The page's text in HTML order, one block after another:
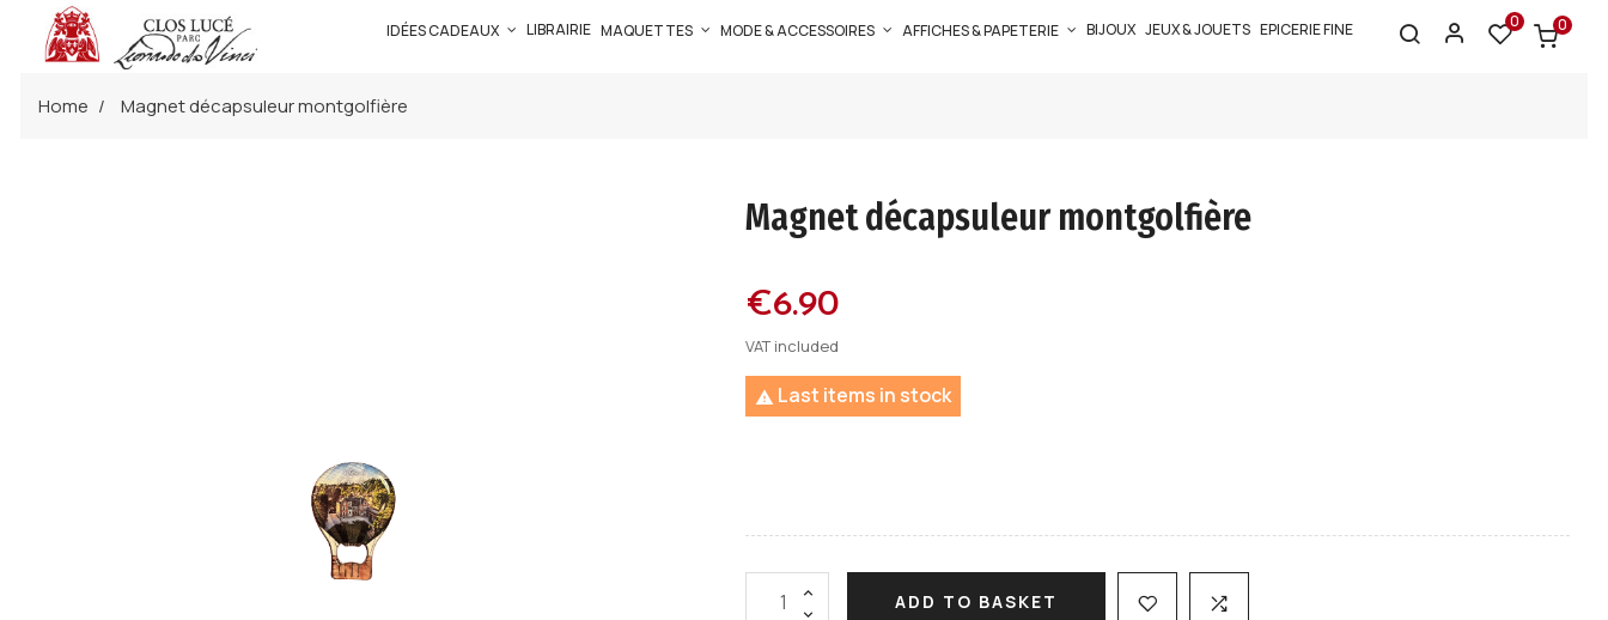
IDÉES CADEAUX LIBRAIRIE MAQUETTES MODE & ACCESSOIRES AFFICHES & PAPETERIE BIJOUX JEUX & JOUETS EPICERIE FINE 0 0
Home Magnet décapsuleur montgolfière
Magnet décapsuleur montgolfière
€6.90
VAT included
 Last items in stock
ADD TO BASKET